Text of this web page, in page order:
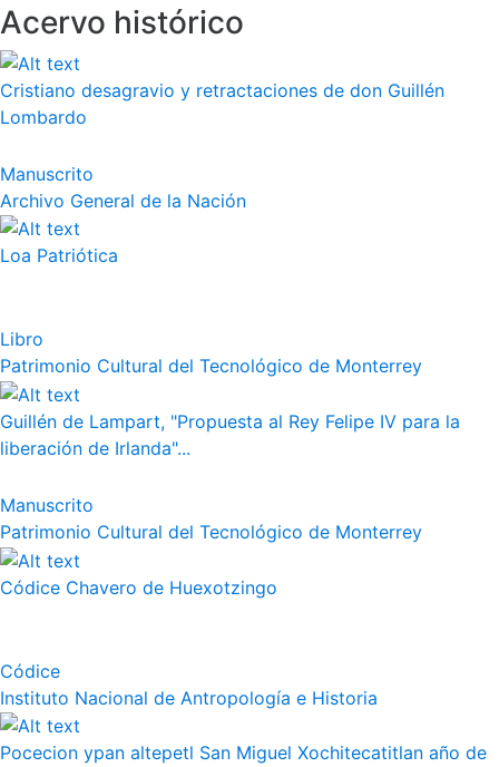
Acervo histórico
Cristiano desagravio y retractaciones de don Guillén
Lombardo
Manuscrito
Archivo General de la Nación
Loa Patriótica
Libro
Patrimonio Cultural del Tecnológico de Monterrey
Guillén de Lampart, "Propuesta al Rey Felipe IV para la
liberación de Irlanda"...
Manuscrito
Patrimonio Cultural del Tecnológico de Monterrey
Códice Chavero de Huexotzingo
Códice
Instituto Nacional de Antropología e Historia
Pocecion ypan altepetl San Miguel Xochitecatitlan año de